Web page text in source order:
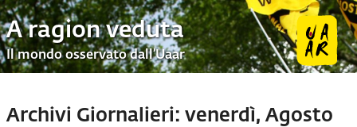
A ragion veduta
Il mondo osservato dall’Uaar
Archivi Giornalieri: venerdì, Agosto